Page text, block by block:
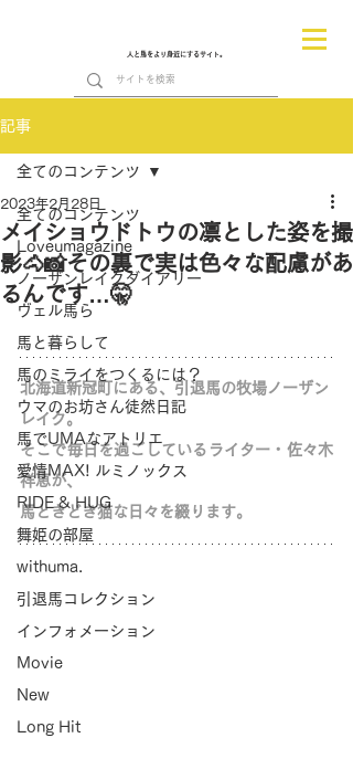
人と馬をより身近にするサイト。
記事
全てのコンテンツ
Loveumagazine
ノーザンレイクダイアリー
ヴェル馬ら
馬と暮らして
馬のミライをつくるには？
ウマのお坊さん徒然日記
馬でUMAなアトリエ
愛情MAX! ルミノックス
RIDE & HUG
舞姫の部屋
withuma.
引退馬コレクション
インフォメーション
Movie
New
Long Hit
全てのコンテンツ
メイショウドトウの凛とした姿を撮
影🐴📸その裏で実は色々な配慮があ
るんです…🤫
2023年2月28日
北海道新冠町にある、引退馬の牧場ノーザン
レイク。
そこで毎日を過ごしているライター・佐々木
祥恵が、
馬ときどき猫な日々を綴ります。